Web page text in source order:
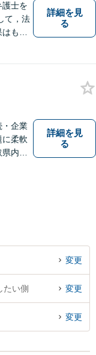
士を
て，法
もち
寄り
サポ
詳細を見
る
・企業
柔軟
内の
詳細を見
る
変更
たい側 変更
変更